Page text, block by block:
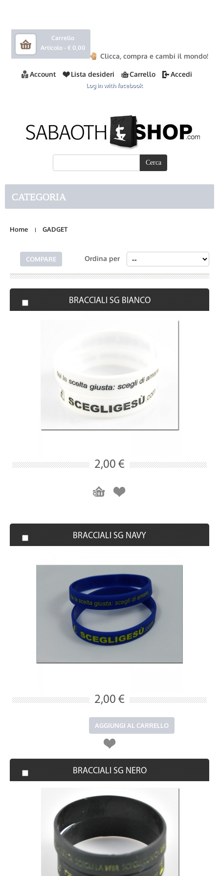
Carrello
Articolo - € 0,00
Clicca, compra e cambi il mondo!
Account Lista desideri Carrello Accedi
Log in with facebook
CATEGORIA
Home GADGET
Ordina per
BRACCIALI SG BIANCO
2,00 €
BRACCIALI SG NAVY
2,00 €
AGGIUNGI AL CARRELLO
BRACCIALI SG NERO